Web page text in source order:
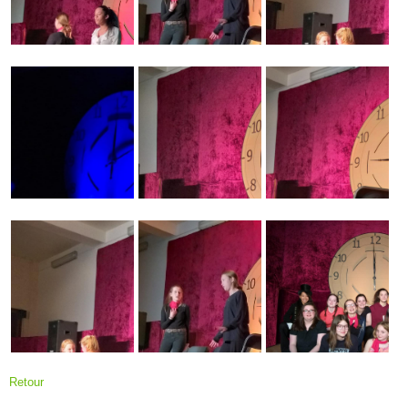
Retour